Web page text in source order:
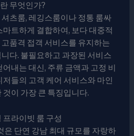
무엇인가?
츠룸, 레깅스룸이나 정통 룸싸
트하게 결합하여, 보다 대중적
품격 접객 서비스를 유지하는
다. 불필요하고 과장된 서비스
내는 대신, 주류 금액과 고정 비
들의 고객 케어 서비스와 마인
이 가장 큰 특징입니다.
라이빗 룸 구성
은 단연 강남 최대 규모를 자랑하